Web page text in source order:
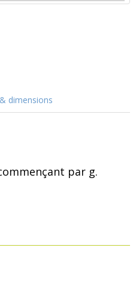
dimensions
par g.